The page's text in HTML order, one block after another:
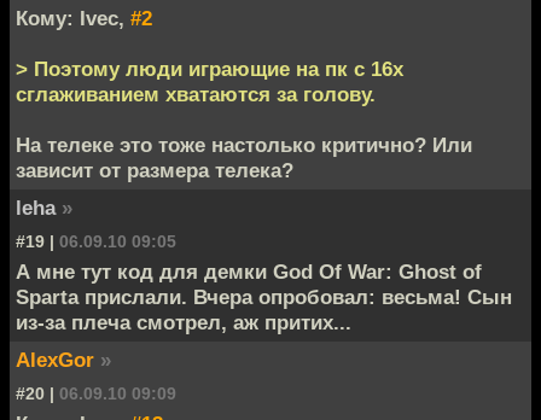
Кому: Ivec, #2
> Поэтому люди играющие на пк с 16х
сглаживанием хватаются за голову.
На телеке это тоже настолько критично? Или
зависит от размера телека?
leha »
#19 | 06.09.10 09:05
А мне тут код для демки God Of War: Ghost of
Sparta прислали. Вчера опробовал: весьма! Сын
из-за плеча смотрел, аж притих...
AlexGor »
#20 | 06.09.10 09:09